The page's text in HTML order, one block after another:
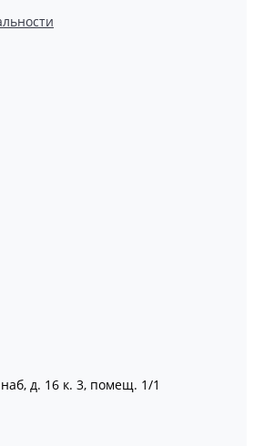
д. 16 к. 3, помещ. 1/1